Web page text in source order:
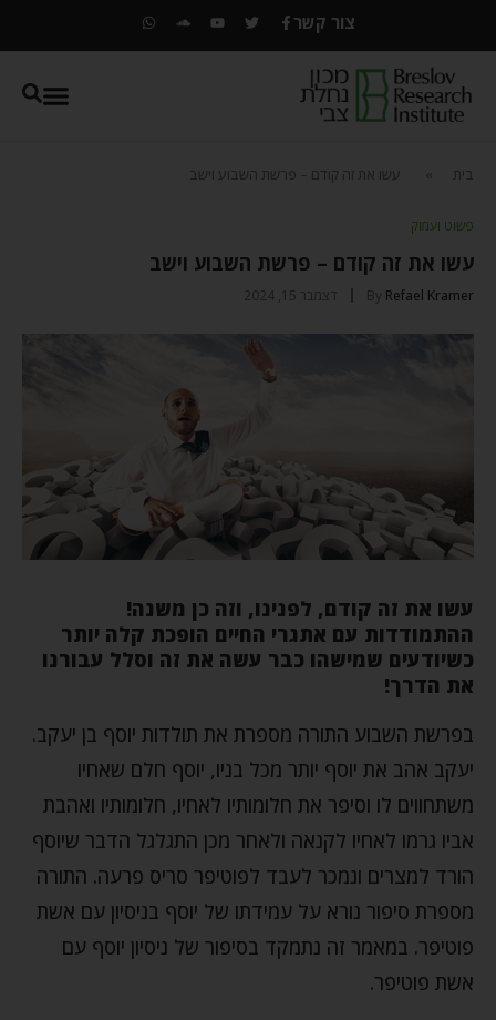
צור קשר
בית עשו את זה קודם – פרשת השבוע וישב
פשוט ועמוק
עשו את זה קודם – פרשת השבוע וישב
By Refael Kramer דצמבר 15, 2024
עשו את זה קודם, לפנינו, וזה כן משנה!
ההתמודדות עם אתגרי החיים הופכת קלה יותר
כשיודעים שמישהו כבר עשה את זה וסלל עבורנו
את הדרך!
בפרשת השבוע התורה מספרת את תולדות יוסף בן יעקב.
יעקב אהב את יוסף יותר מכל בניו, יוסף חלם שאחיו
משתחווים לו וסיפר את חלומותיו לאחיו, חלומותיו ואהבת
אביו גרמו לאחיו לקנאה ולאחר מכן התגלגל הדבר שיוסף
הורד למצרים ונמכר לעבד לפוטיפר סריס פרעה. התורה
מספרת סיפור נורא על עמידתו של יוסף בניסיון עם אשת
פוטיפר. במאמר זה נתמקד בסיפור של ניסיון יוסף עם
אשת פוטיפר.